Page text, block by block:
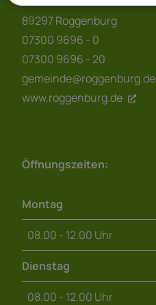
89297 Roggenburg
07300 9696 - 0
07300 9696 - 20
gemeinde@roggenburg.de
www.roggenburg.de
Öffnungszeiten:
Montag
08.00 - 12.00 Uhr
Dienstag
08.00 - 12.00 Uhr